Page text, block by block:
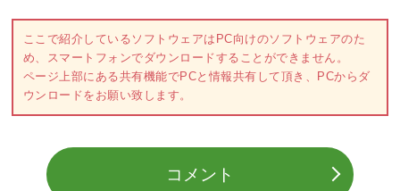
ここで紹介しているソフトウェアはPC向けのソフトウェアのた
め、スマートフォンでダウンロードすることができません。
ページ上部にある共有機能でPCと情報共有して頂き、PCからダ
ウンロードをお願い致します。
コメント